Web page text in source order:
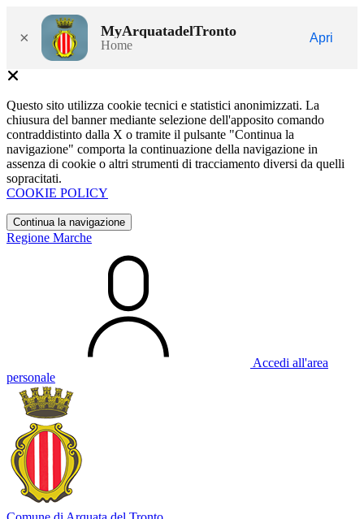
× MyArquatadelTronto
Home
Apri
Questo sito utilizza cookie tecnici e statistici anonimizzati. La
chiusura del banner mediante selezione dell'apposito comando
contraddistinto dalla X o tramite il pulsante "Continua la
navigazione" comporta la continuazione della navigazione in
assenza di cookie o altri strumenti di tracciamento diversi da quelli
sopracitati.
COOKIE POLICY
Continua la navigazione
Regione Marche
Accedi all'area
personale